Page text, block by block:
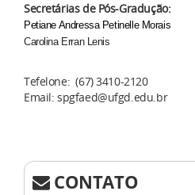
Secretárias de Pós-Gradução:
​Petiane Andressa Petinelle Morais
Carolina Erran Lenis
Tefelone: (67) 3410-2120
Email: spgfaed@ufgd.edu.br
CONTATO